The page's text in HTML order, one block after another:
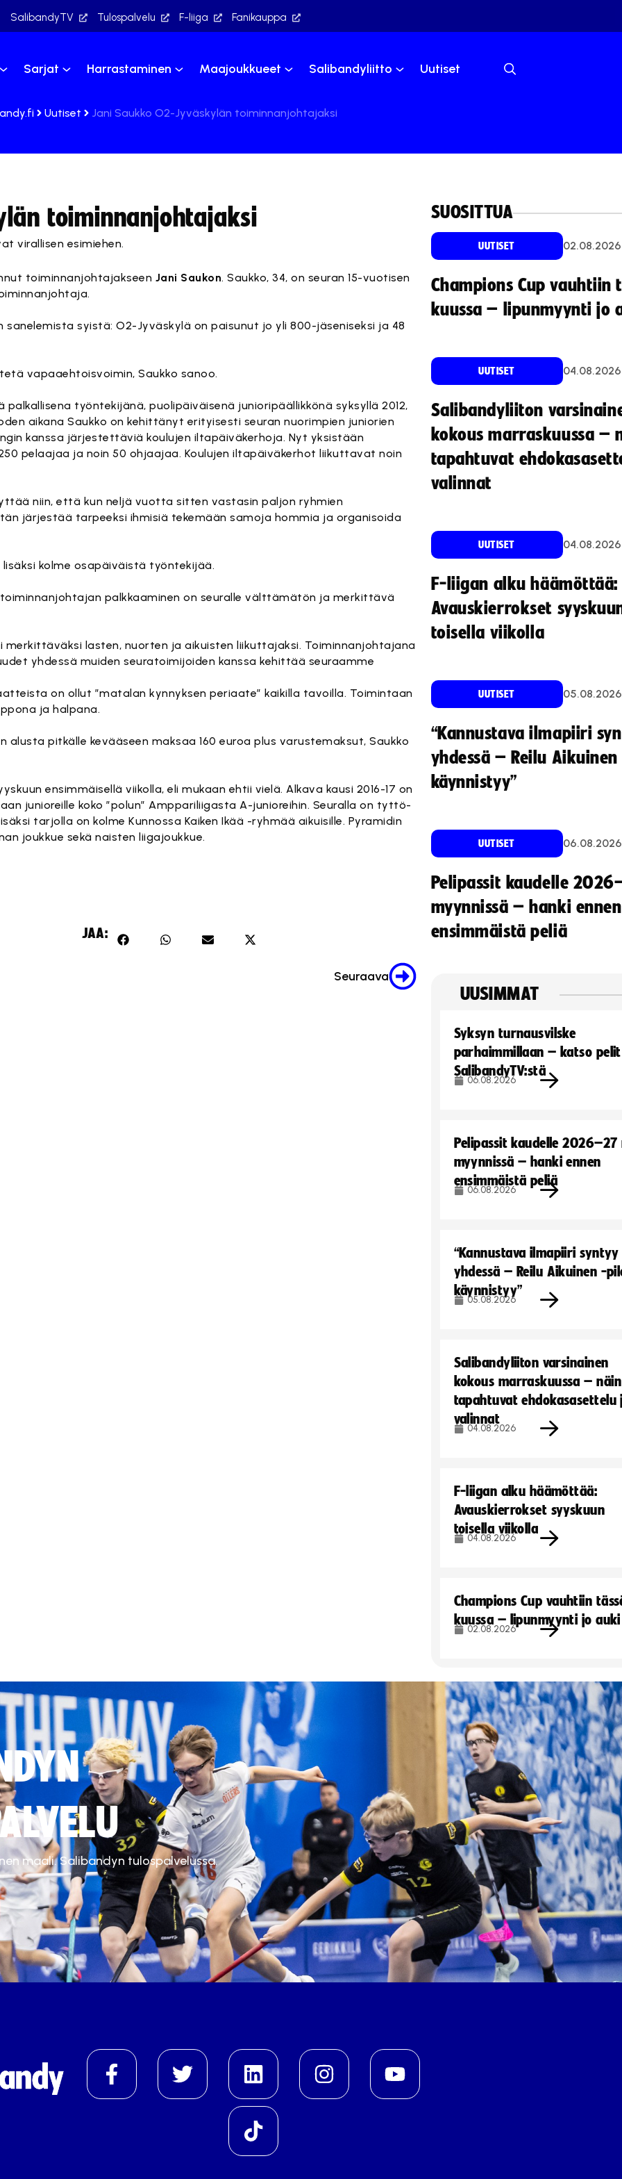
SalibandyTV Tulospalvelu F-liiga Fanikauppa
Sarjat Harrastaminen Maajoukkueet Salibandyliitto Uutiset
Uutiset Jani Saukko O2-Jyväskylän toiminnanjohtajaksi
toiminnanjohtajaksi
virallisen esimiehen.
toiminnanjohtajakseen Jani Saukon. Saukko, 34, on seuran 15-vuotisen
sanelemista syistä: O2-Jyväskylä on paisunut jo yli 800-jäseniseksi ja 48
vapaaehtoisvoimin, Saukko sanoo.
palkallisena työntekijänä, puolipäiväisenä junioripäällikkönä syksyllä 2012,
aikana Saukko on kehittänyt erityisesti seuran nuorimpien juniorien
kanssa järjestettäviä koulujen iltapäiväkerhoja. Nyt yksistään
pelaajaa ja noin 50 ohjaajaa. Koulujen iltapäiväkerhot liikuttavat noin
niin, että kun neljä vuotta sitten vastasin paljon ryhmien
järjestää tarpeeksi ihmisiä tekemään samoja hommia ja organisoida
kolme osapäiväistä työntekijää.
palkkaaminen on seuralle välttämätön ja merkittävä
merkittäväksi lasten, nuorten ja aikuisten liikuttajaksi. Toiminnanjohtajana
yhdessä muiden seuratoimijoiden kanssa kehittää seuraamme
on ollut ”matalan kynnyksen periaate” kaikilla tavoilla. Toimintaan
ja halpana.
alusta pitkälle kevääseen maksaa 160 euroa plus varustemaksut, Saukko
ensimmäisellä viikolla, eli mukaan ehtii vielä. Alkava kausi 2016-17 on
junioreille koko ”polun” Amppariliigasta A-junioreihin. Seuralla on tyttö-
tarjolla on kolme Kunnossa Kaiken Ikää -ryhmää aikuisille. Pyramidin
joukkue sekä naisten liigajoukkue.
JAA:
Seuraava
SUOSITTUA
UUTISET 02.08.2026
Champions Cup vauhtiin
kuussa – lipunmyynti jo
UUTISET 04.08.2026
Salibandyliiton
kokous marraskuussa –
tapahtuvat
valinnat
UUTISET 04.08.2026
F-liigan alku häämöttää:
Avauskierrokset
toisella viikolla
UUTISET 05.08.2026
“Kannustava ilmapiiri
yhdessä – Reilu
käynnistyy”
UUTISET 06.08.2026
Pelipassit kaudelle
myynnissä – hanki ennen
ensimmäistä peliä
UUSIMMAT
Syksyn turnausvilske
parhaimmillaan – katso pelit
SalibandyTV:stä
06.08.2026
Pelipassit kaudelle
myynnissä – hanki ennen
ensimmäistä peliä
06.08.2026
“Kannustava ilmapiiri syntyy
yhdessä – Reilu Aikuinen -
käynnistyy”
05.08.2026
Salibandyliiton varsinainen
kokous marraskuussa – näin
tapahtuvat ehdokasasettelu
valinnat
04.08.2026
F-liigan alku häämöttää:
Avauskierrokset syyskuun
toisella viikolla
04.08.2026
Champions Cup vauhtiin
kuussa – lipunmyynti jo auki
02.08.2026
maali. Salibandyn tulospalvelussa.